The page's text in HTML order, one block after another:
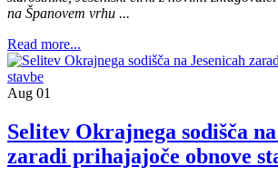
na Španovem vrhu ...
Read more...
Aug 01
Selitev Okrajnega sodišča
zaradi prihajajoče obnove